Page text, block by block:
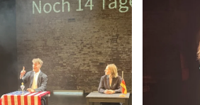
Anschauen....